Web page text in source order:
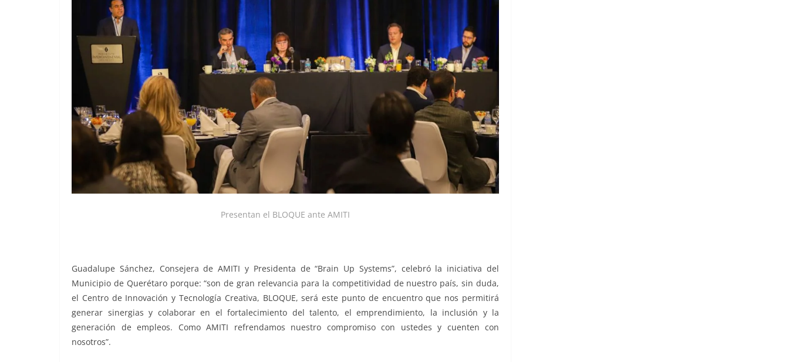
Presentan el BLOQUE ante AMITI
Guadalupe Sánchez, Consejera de AMITI y Presidenta de “Brain Up Systems”, celebró la iniciativa del
Municipio de Querétaro porque: “son de gran relevancia para la competitividad de nuestro país, sin duda,
el Centro de Innovación y Tecnología Creativa, BLOQUE, será este punto de encuentro que nos permitirá
generar sinergias y colaborar en el fortalecimiento del talento, el emprendimiento, la inclusión y la
generación de empleos. Como AMITI refrendamos nuestro compromiso con ustedes y cuenten con
nosotros”.